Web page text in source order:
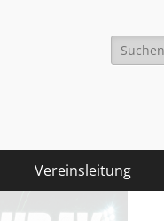
Suchen
nach:
Vereinsleitung